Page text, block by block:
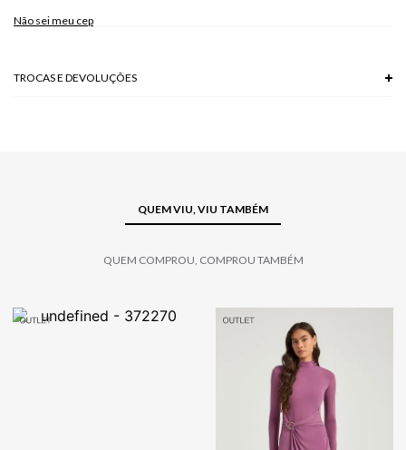
Não sei meu cep
TROCAS E DEVOLUÇÕES
QUEM VIU, VIU TAMBÉM
QUEM COMPROU, COMPROU TAMBÉM